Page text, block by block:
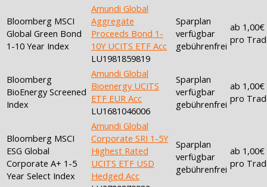
Bloomberg MSCI
Global Green Bond
1-10 Year Index
Amundi Global
Aggregate
Proceeds Bond 1-
10Y UCITS ETF Acc
LU1981859819
Sparplan
verfügbar
gebührenfrei
ab 1,00€
pro
Bloomberg
BioEnergy Screened
Index
Amundi Global
Bioenergy UCITS
ETF EUR Acc
LU1681046006
Sparplan
verfügbar
gebührenfrei
ab 1,00€
pro
Bloomberg MSCI
ESG Global
Corporate A+ 1-5
Year Select Index
Amundi Global
Corporate SRI 1-5Y
Highest Rated
UCITS ETF USD
Hedged Acc
Sparplan
verfügbar
gebührenfrei
ab 1,00€
pro